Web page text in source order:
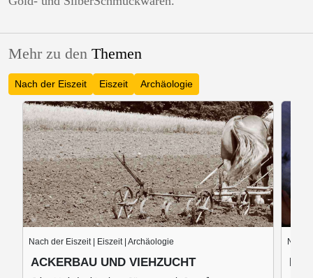
Mehr zu den Themen
Nach der Eiszeit Eiszeit Archäologie
Nach der Eiszeit | Eiszeit | Archäologie
ACKERBAU UND VIEHZUCHT
Nach